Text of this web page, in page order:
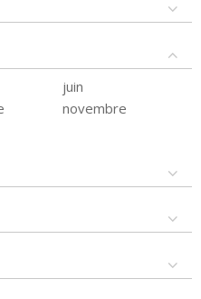
juin
novembre